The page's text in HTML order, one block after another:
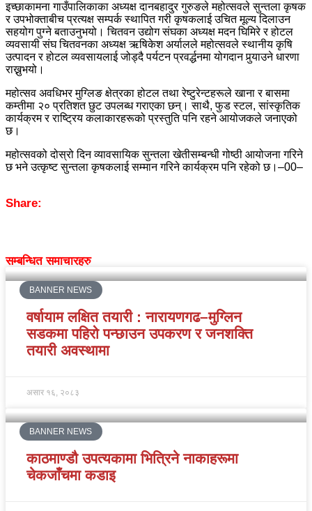
इच्छाकामना गाउँपालिकाका अध्यक्ष दानबहादुर गुरुङले महोत्सवले सुन्तला कृषक
र उपभोक्ताबीच प्रत्यक्ष सम्पर्क स्थापित गरी कृषकलाई उचित मूल्य दिलाउन
सहयोग पुग्ने बताउनुभयो। चितवन उद्योग संघका अध्यक्ष मदन घिमिरे र होटल
व्यवसायी संघ चितवनका अध्यक्ष ऋषिकेश अर्यालले महोत्सवले स्थानीय कृषि
उत्पादन र होटल व्यवसायलाई जोड्दै पर्यटन प्रवर्द्धनमा योगदान पुर्‍याउने धारणा
राख्नुभयो।
महोत्सव अवधिभर मुग्लिङ क्षेत्रका होटल तथा रेष्टुरेन्टहरूले खाना र बासमा
कम्तीमा २० प्रतिशत छुट उपलब्ध गराएका छन्। साथै, फुड स्टल, सांस्कृतिक
कार्यक्रम र राष्ट्रिय कलाकारहरूको प्रस्तुति पनि रहने आयोजकले जनाएको
छ।
महोत्सवको दोस्रो दिन व्यावसायिक सुन्तला खेतीसम्बन्धी गोष्ठी आयोजना गरिने
छ भने उत्कृष्ट सुन्तला कृषकलाई सम्मान गरिने कार्यक्रम पनि रहेको छ।–00–
Share:
सम्बन्धित समाचारहरु
BANNER NEWS
वर्षायाम लक्षित तयारी : नारायणगढ–मुग्लिन
सडकमा पहिरो पन्छाउन उपकरण र जनशक्ति
तयारी अवस्थामा
असार १६, २०८३
BANNER NEWS
काठमाण्डौ उपत्यकामा भित्रिने नाकाहरूमा
चेकजाँचमा कडाइ